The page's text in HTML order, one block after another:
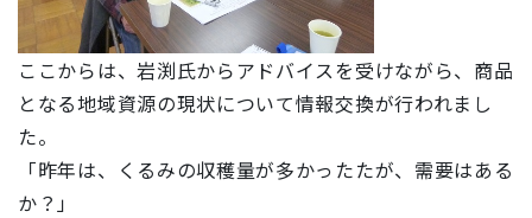
ここからは、岩渕氏からアドバイスを受けながら、商品
となる地域資源の現状について情報交換が行われまし
た。
「昨年は、くるみの収穫量が多かったたが、需要はある
か？」